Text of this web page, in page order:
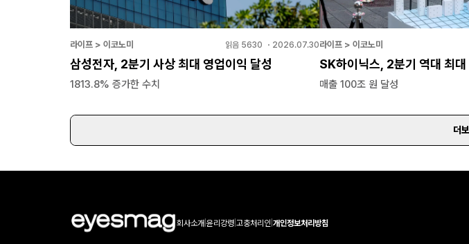
라이프 > 이코노미 읽음 5630 ・ 2026.07.30
삼성전자, 2분기 사상 최대 영업이익 달성
1813.8% 증가한 수치
라이프 > 이코노미
SK하이닉스, 2분기 역대 최대
매출 100조 원 달성
더
회사소개|윤리강령 고충처리인 개인정보처리방침